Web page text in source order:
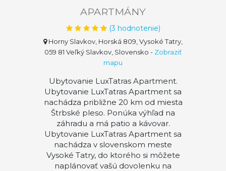
APARTMÁNY
(3 hodnotenie)
Horny Slavkov, Horská 809, Vysoké Tatry,
059 81 Veľký Slavkov, Slovensko - Zobraziť
mapu
Ubytovanie LuxTatras Apartment.
Ubytovanie LuxTatras Apartment sa
nachádza približne 20 km od miesta
Štrbské pleso. Ponúka výhľad na
záhradu a má patio a kávovar.
Ubytovanie LuxTatras Apartment sa
nachádza v slovenskom meste
Vysoké Tatry, do ktorého si môžete
naplánovať vašú dovolenku na